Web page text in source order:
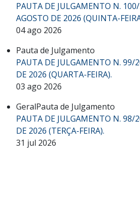
PAUTA DE JULGAMENTO N.
AGOSTO DE 2026 (QUINTA-
04 ago 2026
Pauta de Julgamento
PAUTA DE JULGAMENTO N. 99/
DE 2026 (QUARTA-FEIRA).
03 ago 2026
GeralPauta de Julgamento
PAUTA DE JULGAMENTO N. 98/
DE 2026 (TERÇA-FEIRA).
31 jul 2026